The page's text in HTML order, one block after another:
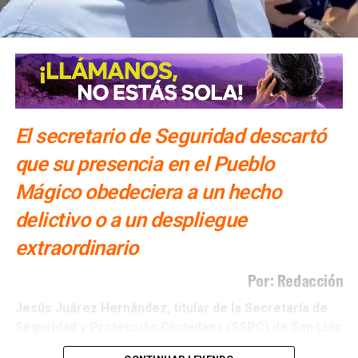
diariamente la vida, la integridad y el patrimonio de la
población.
El secretario de Seguridad descartó
que su presencia en el Pueblo
Mágico obedeciera a un hecho
delictivo o a un despliegue
extraordinario
Por: Redacción
Jesús Juárez Hernández, titular de la Secretaría de
, aclaró que su visita aReal de Catorcerespondió